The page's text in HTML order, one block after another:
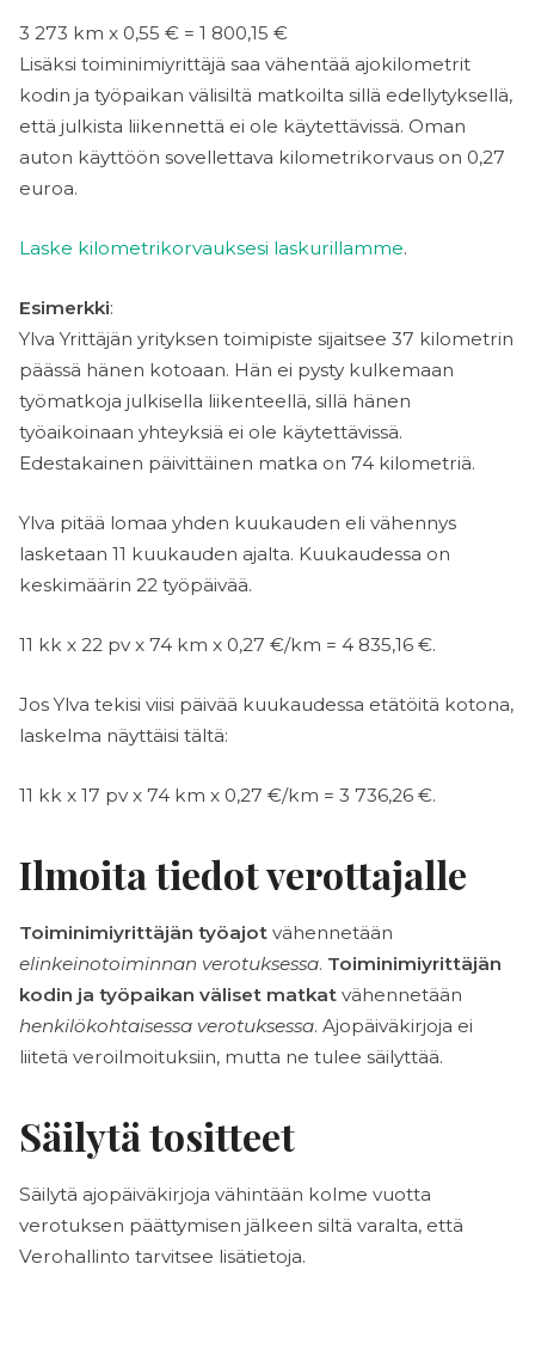
3 273 km x 0,55 € = 1 800,15 €
Lisäksi toiminimiyrittäjä saa vähentää ajokilometrit
kodin ja työpaikan välisiltä matkoilta sillä edellytyksellä,
että julkista liikennettä ei ole käytettävissä. Oman
auton käyttöön sovellettava kilometrikorvaus on 0,27
euroa.
Laske kilometrikorvauksesi laskurillamme.
Esimerkki:
Ylva Yrittäjän yrityksen toimipiste sijaitsee 37 kilometrin
päässä hänen kotoaan. Hän ei pysty kulkemaan
työmatkoja julkisella liikenteellä, sillä hänen
työaikoinaan yhteyksiä ei ole käytettävissä.
Edestakainen päivittäinen matka on 74 kilometriä.
Ylva pitää lomaa yhden kuukauden eli vähennys
lasketaan 11 kuukauden ajalta. Kuukaudessa on
keskimäärin 22 työpäivää.
11 kk x 22 pv x 74 km x 0,27 €/km = 4 835,16 €.
Jos Ylva tekisi viisi päivää kuukaudessa etätöitä kotona,
laskelma näyttäisi tältä:
11 kk x 17 pv x 74 km x 0,27 €/km = 3 736,26 €.
Ilmoita tiedot verottajalle
Toiminimiyrittäjän työajot vähennetään
elinkeinotoiminnan verotuksessa. Toiminimiyrittäjän
kodin ja työpaikan väliset matkat vähennetään
henkilökohtaisessa verotuksessa. Ajopäiväkirjoja ei
liitetä veroilmoituksiin, mutta ne tulee säilyttää.
Säilytä tositteet
Säilytä ajopäiväkirjoja vähintään kolme vuotta
verotuksen päättymisen jälkeen siltä varalta, että
Verohallinto tarvitsee lisätietoja.